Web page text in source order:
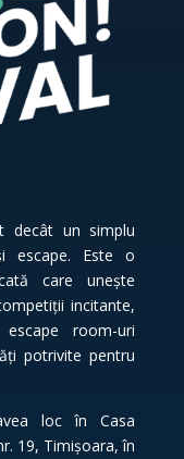
decât un simplu
escape. Este o
care unește
incitante,
room-uri
potrivite pentru
loc în Casa
19, Timișoara, în